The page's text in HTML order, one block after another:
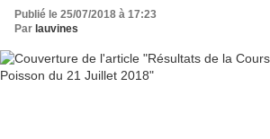
Publié le 25/07/2018 à 17:23
Par lauvines